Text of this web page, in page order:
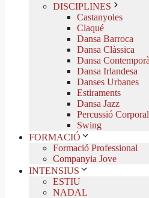
DISCIPLINES
Castanyoles
Claqué
Dansa Barroca
Dansa Clàssica
Dansa
Dansa Irlandesa
Danses Urbanes
Estiraments
Dansa Jazz
Percussió Corporal
Swing
FORMACIÓ
Formació Professional
Companyia Jove
INTENSIUS
ESTIU
NADAL